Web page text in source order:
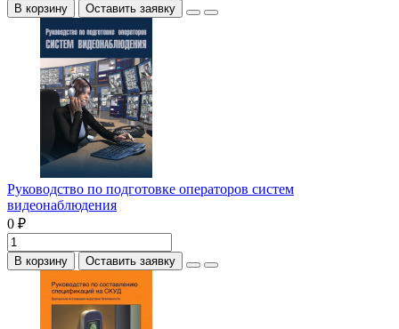
В корзину Оставить заявку
Руководство по подготовке операторов систем
видеонаблюдения
0 ₽
В корзину Оставить заявку